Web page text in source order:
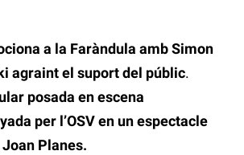
a la Faràndula amb Simon
agraint el suport del públic.
posada en escena
per l’OSV en un espectacle
Planes.